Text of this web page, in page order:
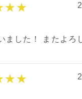
ました！ またよろ